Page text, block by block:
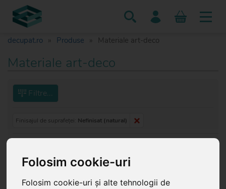
Folosim cookie-uri
Folosim cookie-uri și alte tehnologii de
decupat.ro Produse Materiale art-deco
Materiale art-deco
Filtre...
Finisajul de suprafeței: Nefinisat (natural)